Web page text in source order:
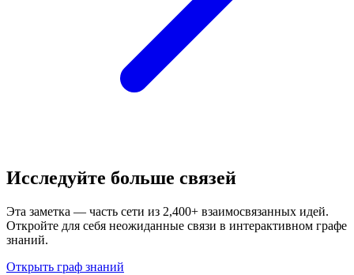
Исследуйте больше связей
Эта заметка — часть сети из 2,400+ взаимосвязанных идей.
Откройте для себя неожиданные связи в интерактивном графе
знаний.
Открыть граф знаний